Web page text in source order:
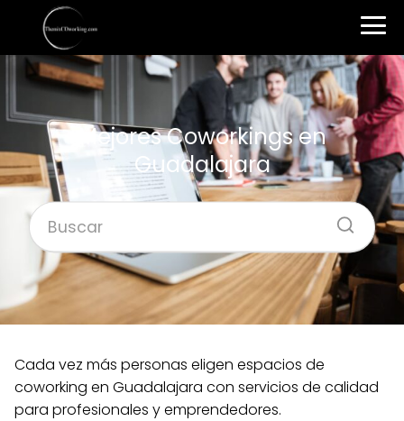
Mejores Coworkings en
Guadalajara
Cada vez más personas eligen espacios de
coworking en Guadalajara con servicios de calidad
para profesionales y emprendedores.